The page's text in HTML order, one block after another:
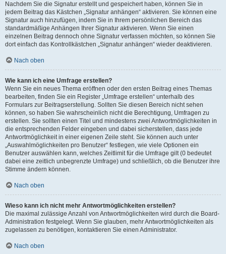
Nachdem Sie die Signatur erstellt und gespeichert haben, können Sie in
jedem Beitrag das Kästchen „Signatur anhängen“ aktivieren. Sie können eine
Signatur auch hinzufügen, indem Sie in Ihrem persönlichen Bereich das
standardmäßige Anhängen Ihrer Signatur aktivieren. Wenn Sie einen
einzelnen Beitrag dennoch ohne Signatur verfassen möchten, so können Sie
dort einfach das Kontrollkästchen „Signatur anhängen“ wieder deaktivieren.
Nach oben
Wie kann ich eine Umfrage erstellen?
Wenn Sie ein neues Thema eröffnen oder den ersten Beitrag eines Themas
bearbeiten, finden Sie ein Register „Umfrage erstellen“ unterhalb des
Formulars zur Beitragserstellung. Sollten Sie diesen Bereich nicht sehen
können, so haben Sie wahrscheinlich nicht die Berechtigung, Umfragen zu
erstellen. Sie sollten einen Titel und mindestens zwei Antwortmöglichkeiten in
die entsprechenden Felder eingeben und dabei sicherstellen, dass jede
Antwortmöglichkeit in einer eigenen Zeile steht. Sie können auch unter
„Auswahlmöglichkeiten pro Benutzer“ festlegen, wie viele Optionen ein
Benutzer auswählen kann, welches Zeitlimit für die Umfrage gilt (0 bedeutet
dabei eine zeitlich unbegrenzte Umfrage) und schließlich, ob die Benutzer ihre
Stimme ändern können.
Nach oben
Wieso kann ich nicht mehr Antwortmöglichkeiten erstellen?
Die maximal zulässige Anzahl von Antwortmöglichkeiten wird durch die Board-
Administration festgelegt. Wenn Sie glauben, mehr Antwortmöglichkeiten als
zugelassen zu benötigen, kontaktieren Sie einen Administrator.
Nach oben